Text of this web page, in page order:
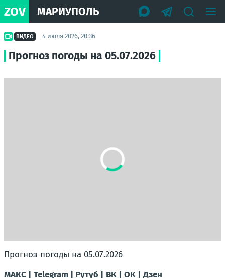
ZOV МАРИУПОЛЬ
ВИДЕО 4 июля 2026, 20:36
Прогноз погоды на 05.07.2026
Прогноз погоды на 05.07.2026
МАКС |
Telegram | Рутуб | ВК | OK | Дзен